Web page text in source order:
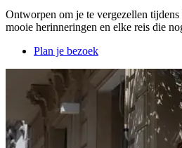
Ontworpen om je te vergezellen
mooie herinneringen en elke reis die
Plan je bezoek